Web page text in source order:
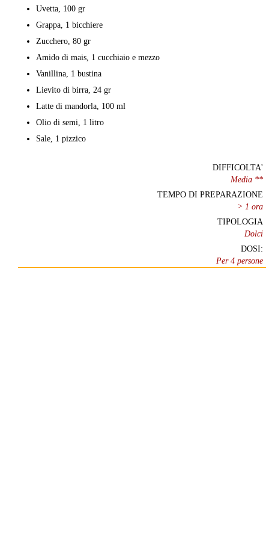
Uvetta, 100 gr
Grappa, 1 bicchiere
Zucchero, 80 gr
Amido di mais, 1 cucchiaio e mezzo
Vanillina, 1 bustina
Lievito di birra, 24 gr
Latte di mandorla, 100 ml
Olio di semi, 1 litro
Sale, 1 pizzico
DIFFICOLTA'
Media **
TEMPO DI PREPARAZIONE
> 1 ora
TIPOLOGIA
Dolci
DOSI:
Per 4 persone